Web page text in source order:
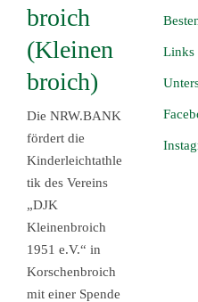
broich
(Kleinen
broich)
Die NRW.BANK
fördert die
Kinderleichtathle
tik des Vereins
„DJK
Kleinenbroich
1951 e.V.“ in
Korschenbroich
mit einer Spende
Links